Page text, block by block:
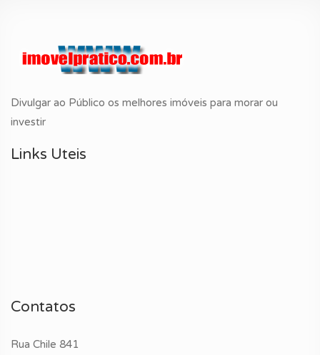
Divulgar ao Público os melhores imóveis para morar ou
investir
Links Uteis
Contatos
Rua Chile 841